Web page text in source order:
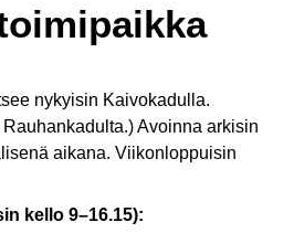
nykyisin Kaivokadulla.
Avoinna arkisin
aikana. Viikonloppuisin
kello 9–16.15):